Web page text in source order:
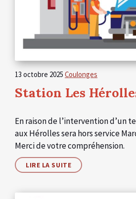
13 octobre 2025 Coulonges
Station Les
En raison de l’intervention d’un
aux Hérolles sera hors service
Merci de votre compréhension.
LIRE LA SUITE